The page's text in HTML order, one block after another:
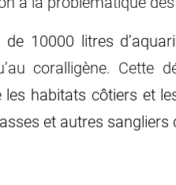
de 10000 litres
coralligène. Cette
les habitats côtiers et
et autres